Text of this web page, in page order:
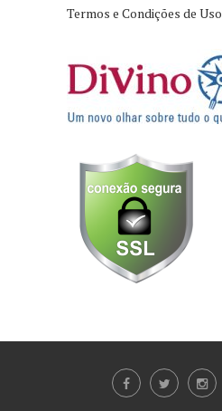
Termos e Condições de Uso